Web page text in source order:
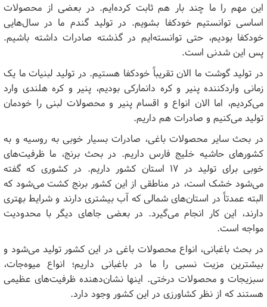
این مهم را ما چند بار هم ثابت کرده‌ایم. در بعضی از محصولات
اساسی توانستیم خودکفا بشویم. در تولید گندم ما در سال‌هایی
خودکفا بودیم، حتی توانسته‌ایم در گذشته صادرات داشته باشیم.
پس این شدنی است.
در تولید گوشت ما الان تقریباً خودکفا هستیم. در تولید لبنیات ما یک
زمانی واردکننده پنیر و کره دانمارکی بودیم، پنیر و کره هلندی وارد
می‌کردیم، اما الان انواع و اقسام پنیر و محصولات لبنی را خودمان
تولید می‌کنیم و صادرات هم داریم.
در بحث سایر محصولات باغی، صادرات بسیار خوبی به روسیه و به
کشورهای حاشیه خلیج فارس داریم. در بحث برنج، ما ظرفیت‌های
خوبی برای تولید در ۱۷ استان کشور داریم. در کشوری که گفته
می‌شود خشک است، در مناطقی از این کشور برنج کشت می‌شود که
البته عمدتاً در استان‌های شمالی که آب بیشتری دارند و شرایط بهتری
دارند، این کار انجام می‌گیرد. در بعضی جاهای دیگر با محدودیت
مواجه است.
در بحث باغبانی، انواع محصولات باغی در این کشور تولید می‌شود و
بیشترین مزیت نسبی را ما در باغبانی داریم؛ انواع میوه‌جات،
سبزیجات و محصولات درختی. اینها نشان‌دهنده ظرفیت‌های عظیمی
هستند که از نظر کشاورزی در این کشور وجود دارد.